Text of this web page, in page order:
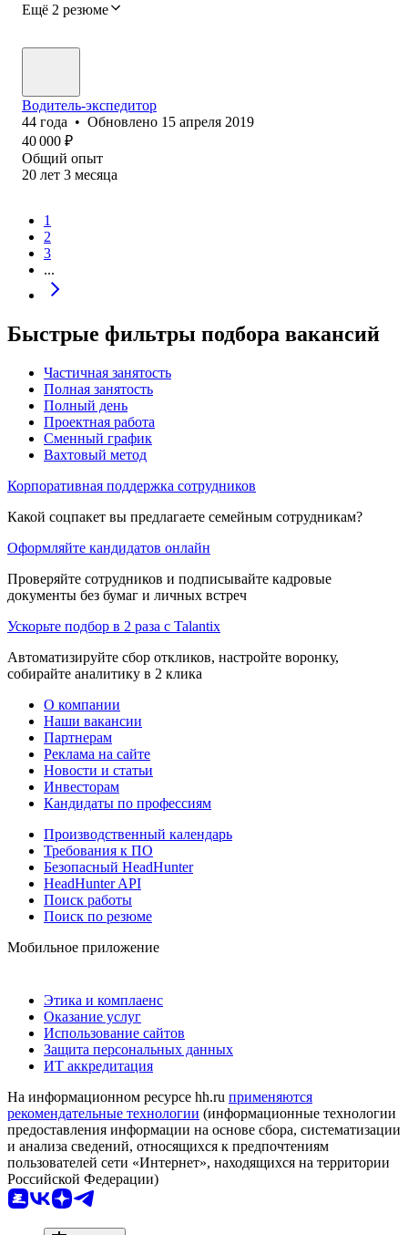
Ещё 2 резюме
Водитель-экспедитор
44 года • Обновлено 15 апреля 2019
40 000 ₽
Общий опыт
20 лет 3 месяца
1
2
3
...
Быстрые фильтры подбора вакансий
Частичная занятость
Полная занятость
Полный день
Проектная работа
Сменный график
Вахтовый метод
Корпоративная поддержка сотрудников
Какой соцпакет вы предлагаете семейным сотрудникам?
Оформляйте кандидатов онлайн
Проверяйте сотрудников и подписывайте кадровые
документы без бумаг и личных встреч
Ускорьте подбор в 2 раза с Talantix
Автоматизируйте сбор откликов, настройте воронку,
собирайте аналитику в 2 клика
О компании
Наши вакансии
Партнерам
Реклама на сайте
Новости и статьи
Инвесторам
Кандидаты по профессиям
Производственный календарь
Требования к ПО
Безопасный HeadHunter
HeadHunter API
Поиск работы
Поиск по резюме
Мобильное приложение
Этика и комплаенс
Оказание услуг
Использование сайтов
Защита персональных данных
ИТ аккредитация
На информационном ресурсе hh.ru применяются
рекомендательные технологии (информационные технологии
предоставления информации на основе сбора, систематизации
и анализа сведений, относящихся к предпочтениям
пользователей сети «Интернет», находящихся на территории
Российской Федерации)